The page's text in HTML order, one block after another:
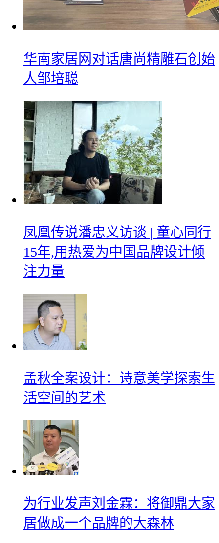
华南家居网对话唐尚精雕石创始
人邹培聪
凤凰传说潘忠义访谈 | 童心同行
15年,用热爱为中国品牌设计倾
注力量
孟秋全案设计：诗意美学探索生
活空间的艺术
为行业发声刘金霖：将御鼎大家
居做成一个品牌的大森林